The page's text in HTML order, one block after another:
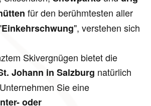
für den berühmtesten aller
Einkehrschwung", verstehen sich
Skivergnügen bietet die
Johann in Salzburg natürlich
Sie eine
oder